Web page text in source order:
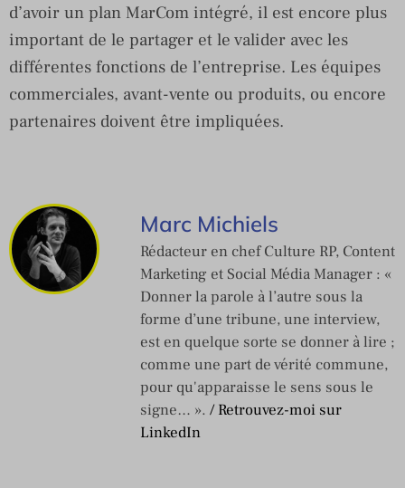
d’avoir un plan MarCom intégré, il est encore plus
important de le partager et le valider avec les
différentes fonctions de l’entreprise. Les équipes
commerciales, avant-vente ou produits, ou encore
partenaires doivent être impliquées.
Marc Michiels
Rédacteur en chef Culture RP, Content
Marketing et Social Média Manager : «
Donner la parole à l’autre sous la
forme d’une tribune, une interview,
est en quelque sorte se donner à lire ;
comme une part de vérité commune,
pour qu'apparaisse le sens sous le
signe… ». / Retrouvez-moi sur
LinkedIn